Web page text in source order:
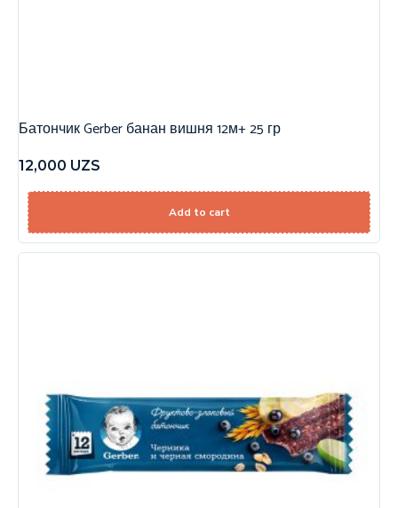
Батончик Gerber банан вишня 12м+ 25 гр
12,000 UZS
Add to cart